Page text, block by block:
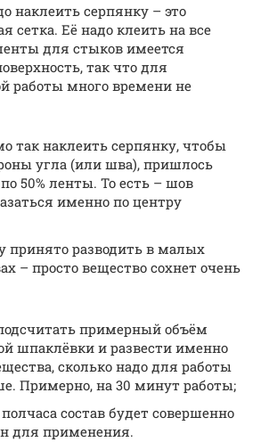
наклеить серпянку – это
сетка. Её надо клеить на все
для стыков имеется
так что для
работы много времени не
так наклеить серпянку, чтобы
угла (или шва), пришлось
50% ленты. То есть – шов
именно по центру
принято разводить в малых
– просто вещество сохнет очень
примерный объём
шпаклёвки и развести именно
сколько надо для работы
Примерно, на 30 минут работы;
состав будет совершенно
для применения.